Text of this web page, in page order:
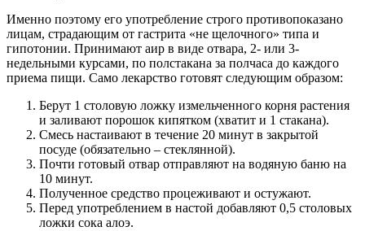
Именно поэтому его употребление строго противопоказано
лицам, страдающим от гастрита «не щелочного» типа и
гипотонии. Принимают аир в виде отвара, 2- или 3-
недельными курсами, по полстакана за полчаса до каждого
приема пищи. Само лекарство готовят следующим образом:
Берут 1 столовую ложку измельченного корня растения
и заливают порошок кипятком (хватит и 1 стакана).
Смесь настаивают в течение 20 минут в закрытой
посуде (обязательно – стеклянной).
Почти готовый отвар отправляют на водяную баню на
10 минут.
Полученное средство процеживают и остужают.
Перед употреблением в настой добавляют 0,5 столовых
ложки сока алоэ.